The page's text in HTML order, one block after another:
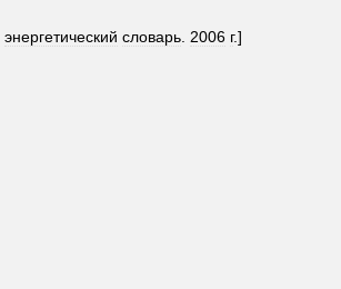
энергетический словарь 2006 г.]